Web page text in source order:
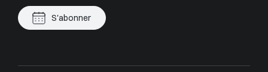
S'abonner